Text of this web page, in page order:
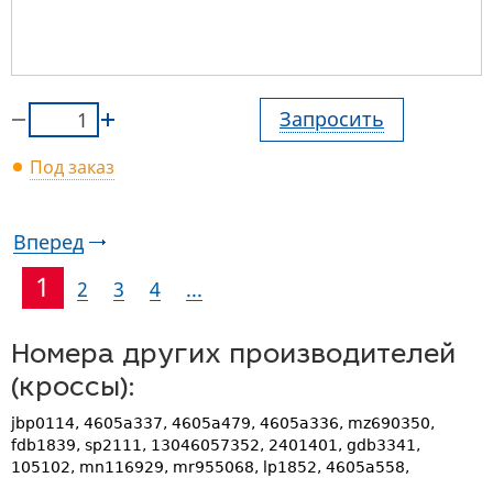
Запросить
Под заказ
Вперед
1 2 3 4 ...
Номера других производителей
(кроссы):
jbp0114, 4605a337, 4605a479, 4605a336, mz690350,
fdb1839, sp2111, 13046057352, 2401401, gdb3341,
105102, mn116929, mr955068, lp1852, 4605a558,